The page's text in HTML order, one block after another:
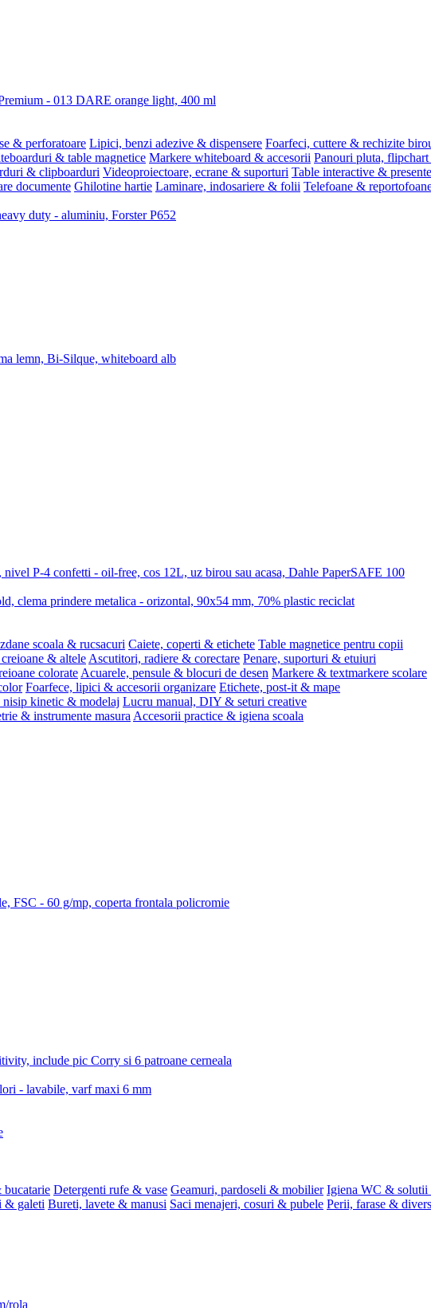
- 013 DARE orange light, 400 ml
& perforatoare Lipici, benzi adezive & dispensere Foarfeci, cuttere & rechizite
& table magnetice Markere whiteboard & accesorii Panouri pluta,
& clipboarduri Videoproiectoare, ecrane & suporturi Table interactive &
documente Ghilotine hartie Laminare, indosariere & folii Telefoane &
duty - aluminiu, Forster P652
lemn, Bi-Silque, whiteboard alb
P-4 confetti - oil-free, cos 12L, uz birou sau acasa, Dahle PaperSAFE 100
clema prindere metalica - orizontal, 90x54 mm, 70% plastic reciclat
scoala & rucsacuri Caiete, coperti & etichete Table magnetice pentru copii
& altele Ascutitori, radiere & corectare Penare, suporturi & etuiuri
colorate Acuarele, pensule & blocuri de desen Markere & textmarkere scolare
Foarfece, lipici & accesorii organizare Etichete, post-it & mape
nisip kinetic & modelaj Lucru manual, DIY & seturi creative
& instrumente masura Accesorii practice & igiena scoala
FSC - 60 g/mp, coperta frontala policromie
include pic Corry si 6 patroane cerneala
- lavabile, varf maxi 6 mm
bucatarie Detergenti rufe & vase Geamuri, pardoseli & mobilier Igiena WC & solutii
& galeti Bureti, lavete & manusi Saci menajeri, cosuri & pubele Perii, farase &
rola